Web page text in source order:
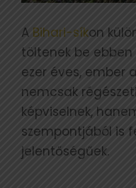
A Bihari-síkon
töltenek be ebben
ezer éves, ember
nemcsak
képviselnek,
szempontjából is
jelentőségűek.